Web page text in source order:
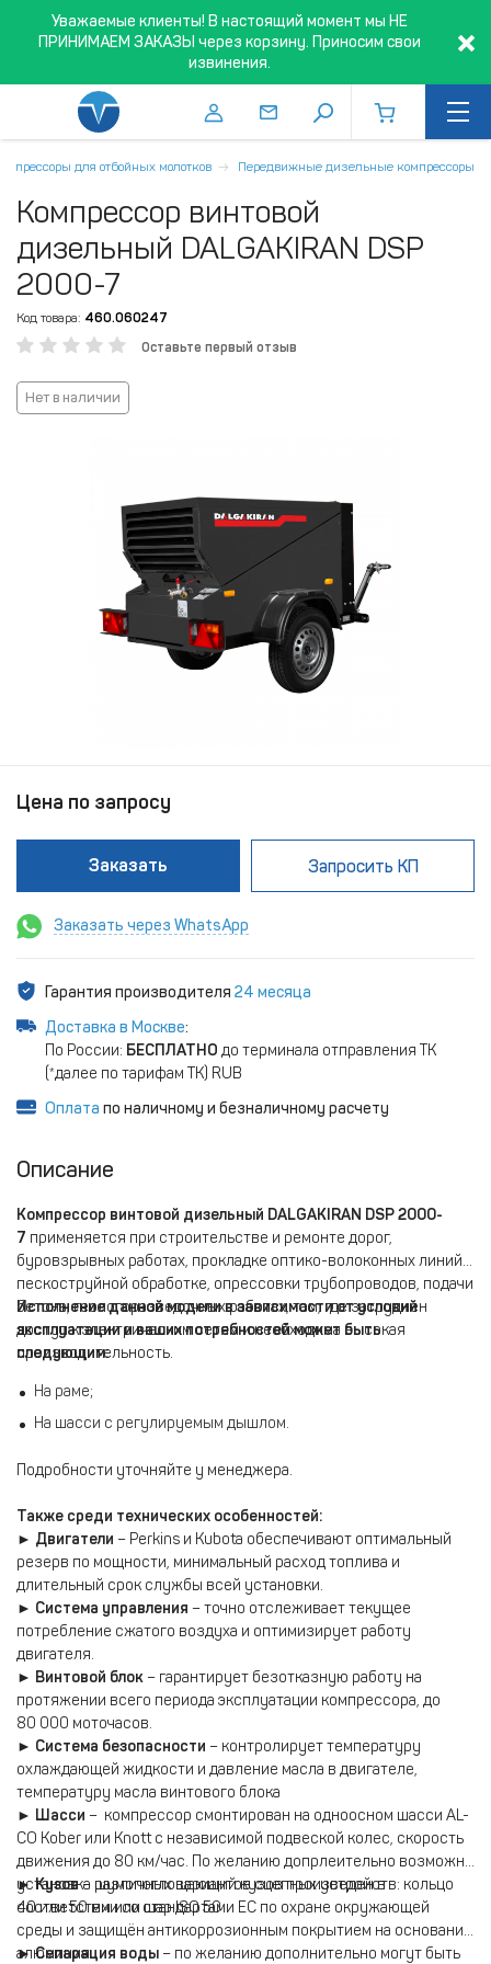
Уважаемые клиенты! В настоящий момент мы НЕ
ПРИНИМАЕМ ЗАКАЗЫ через корзину. Приносим свои
извинения.
для отбойных молотков Передвижные дизельные компрессоры
Компрессор винтовой
дизельный DALGAKIRAN DSP
2000-7
Код товара: 460.060247
Оставьте первый отзыв
Нет в наличии
Цена по запросу
Заказать Запросить КП
Заказать через WhatsApp
Гарантия производителя 24 месяца
Доставка в Москве:
По России: БЕСПЛАТНО до терминала отправления ТК
(*далее по тарифам ТК) RUB
Оплата по наличному и безналичному расчету
Описание
Компрессор винтовой дизельный DALGAKIRAN DSP 2000-
7 применяется при строительстве и ремонте дорог,
буровзрывных работах, прокладке оптико-волоконных линий,
пескоструйной обработке, опрессовки трубопроводов, подачи
бетона, геологоразведочных работах, там, где затруднен
доступ к электрическим сетям и необходима высокая
производительность.
Исполнение данной модели в зависимости от условий
эксплуатации и ваших потребностей может быть
следующим:
На раме;
На шасси с регулируемым дышлом.
Подробности уточняйте у менеджера.
Также среди технических особенностей:
► Двигатели – Perkins и Kubota обеспечивают оптимальный
резерв по мощности, минимальный расход топлива и
длительный срок службы всей установки.
► Cистема управления – точно отслеживает текущее
потребление сжатого воздуха и оптимизирует работу
двигателя.
► Винтовой блок – гарантирует безотказную работу на
протяжении всего периода эксплуатации компрессора, до
80 000 моточасов.
► Система безопасности – контролирует температуру
охлаждающей жидкости и давление масла в двигателе,
температуру масла винтового блока
► Шасси – компрессор смонтирован на одноосном шасси AL-
CO Kober или Knott с независимой подвеской колес, скорость
движения до 80 км/час. По желанию допрлеительно возможна
установка различных вариантов сцепных устройств: кольцо
40 или 50 мм или шар ISO 50
►Кузов– шумопоглощающий кузов произведен в
соответствии со стандартами ЕС по охране окружающей
среды и защищён антикоррозионным покрытием на основании
алюминия.
►Сепарация воды – по желанию дополнительно могут быть